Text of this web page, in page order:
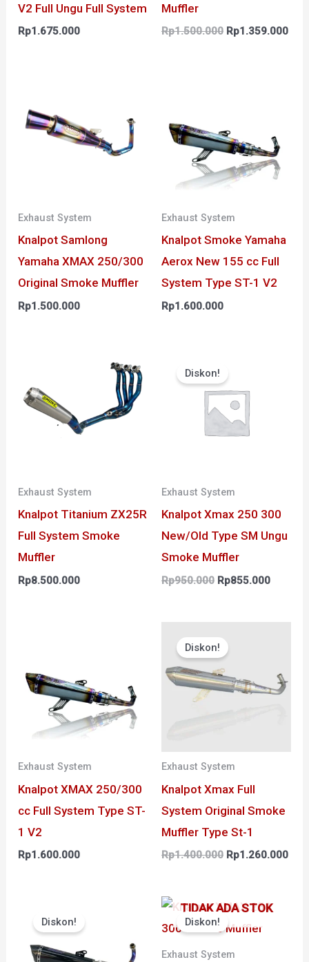
V2 Full Ungu Full System
Rp1.675.000
Muffler
Rp1.500.000 Rp1.359.000
Exhaust System
Knalpot Samlong
Yamaha XMAX 250/300
Original Smoke Muffler
Rp1.500.000
Exhaust System
Knalpot Smoke Yamaha
Aerox New 155 cc Full
System Type ST-1 V2
Rp1.600.000
Exhaust System
Knalpot Titanium ZX25R
Full System Smoke
Muffler
Rp8.500.000
Diskon!
Exhaust System
Knalpot Xmax 250 300
New/Old Type SM Ungu
Smoke Muffler
Rp950.000
aslinya
adalah:
Rp950.000.
Rp855.000
Exhaust System
Knalpot XMAX 250/300
cc Full System Type ST-
1 V2
Rp1.600.000
Diskon!
Exhaust System
Knalpot Xmax Full
System Original Smoke
Muffler Type St-1
Rp1.400.000
aslinya
adalah:
Rp1.260.000
Diskon! adalah:
Rp2.000.000.
Harga
Rp1.700.000.
TIDAK ADA STOK
Diskon!
Exhaust System
Harga
aslinya
adalah: